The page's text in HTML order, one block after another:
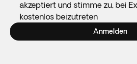
akzeptiert und stimme zu, bei
kostenlos beizutreten
Anmelden